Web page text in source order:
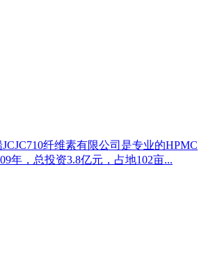
纤维素有限公司是专业的HPMC
年，总投资3.8亿元，占地102亩...